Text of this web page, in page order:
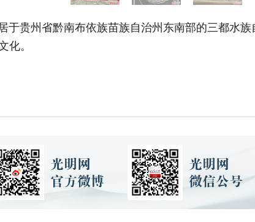
于贵州省黔南布依族苗族自治州东南部的三都水
化。